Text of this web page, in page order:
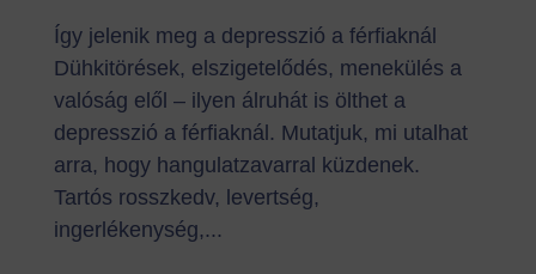
Így jelenik meg a depresszió a férfiaknál
Dühkitörések, elszigetelődés, menekülés a
valóság elől – ilyen álruhát is ölthet a
depresszió a férfiaknál. Mutatjuk, mi utalhat
arra, hogy hangulatzavarral küzdenek.
Tartós rosszkedv, levertség,
ingerlékenység,...